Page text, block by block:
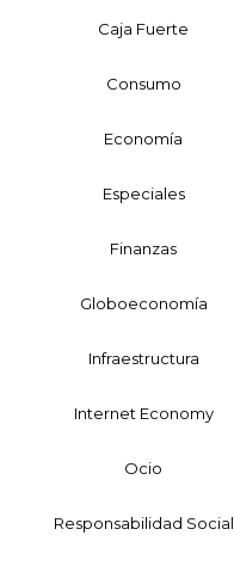
Caja Fuerte
Consumo
Economía
Especiales
Finanzas
Globoeconomía
Infraestructura
Internet Economy
Ocio
Responsabilidad Social